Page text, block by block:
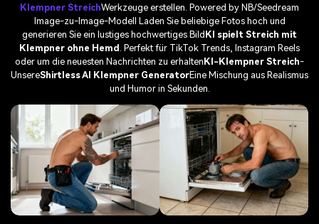
Klempner StreichWerkzeuge erstellen. Powered by NB/Seedream
Image-zu-Image-Modell Laden Sie beliebige Fotos hoch und
generieren Sie ein lustiges hochwertiges Bild KI spielt Streich mit
Klempner ohne Hemd
. Perfekt für TikTok Trends, Instagram Reels
oder um die neuesten Nachrichten zu erhalten KI-Klempner Streich-
UnsereShirtless AI Klempner GeneratorEine Mischung aus Realismus
und Humor in Sekunden.